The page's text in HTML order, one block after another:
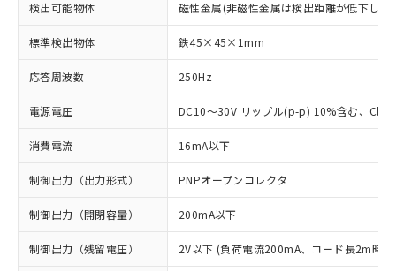
検出可能物体 磁性金属(非磁性金属は検出距離が低下しま
標準検出物体 鉄45×45×1mm
応答周波数 250Hz
電源電圧 DC10～30V リップル(p-p) 10%含む、
消費電流 16mA以下
制御出力（出力形式） PNPオープンコレクタ
制御出力（開閉容量） 200mA以下
制御出力（残留電圧） 2V以下 (負荷電流200mA、コード長2m時)